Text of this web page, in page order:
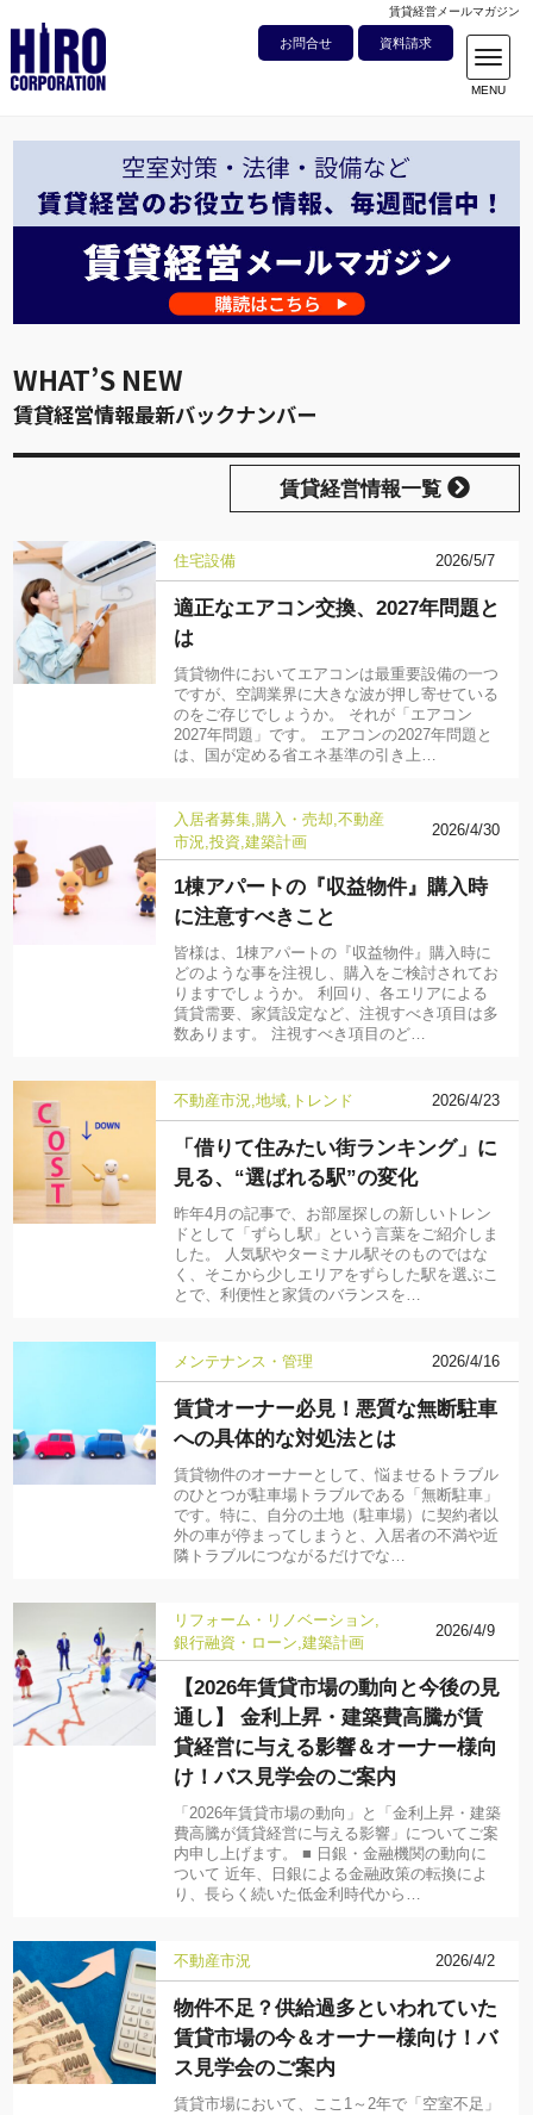
賃貸経営メールマガジン
お問合せ 資料請求
WHAT’S NEW
賃貸経営情報最新バックナンバー
賃貸経営情報一覧
住宅設備 2026/5/7
適正なエアコン交換、2027年問題と
は
賃貸物件においてエアコンは最重要設備の一つ
ですが、空調業界に大きな波が押し寄せている
のをご存じでしょうか。 それが「エアコン
2027年問題」です。 エアコンの2027年問題と
は、国が定める省エネ基準の引き上…
入居者募集 購入・売却 不動産
市況 投資 建築計画
2026/4/30
1棟アパートの『収益物件』購入時
に注意すべきこと
皆様は、1棟アパートの『収益物件』購入時に
どのような事を注視し、購入をご検討されてお
りますでしょうか。 利回り、各エリアによる
賃貸需要、家賃設定など、注視すべき項目は多
数あります。 注視すべき項目のど…
不動産市況 地域 トレンド 2026/4/23
「借りて住みたい街ランキング」に
見る、“選ばれる駅”の変化
昨年4月の記事で、お部屋探しの新しいトレン
ドとして「ずらし駅」という言葉をご紹介しま
した。 人気駅やターミナル駅そのものではな
く、そこから少しエリアをずらした駅を選ぶこ
とで、利便性と家賃のバランスを…
メンテナンス・管理 2026/4/16
賃貸オーナー必見！悪質な無断駐車
への具体的な対処法とは
賃貸物件のオーナーとして、悩ませるトラブル
のひとつが駐車場トラブルである「無断駐車」
です。特に、自分の土地（駐車場）に契約者以
外の車が停まってしまうと、入居者の不満や近
隣トラブルにつながるだけでな…
リフォーム・リノベーション
銀行融資・ローン 建築計画
2026/4/9
【2026年賃貸市場の動向と今後の見
通し】 金利上昇・建築費高騰が賃
貸経営に与える影響＆オーナー様向
け！バス見学会のご案内
「2026年賃貸市場の動向」と「金利上昇・建築
費高騰が賃貸経営に与える影響」についてご案
内申し上げます。 ■ 日銀・金融機関の動向に
ついて 近年、日銀による金融政策の転換によ
り、長らく続いた低金利時代から…
不動産市況 2026/4/2
物件不足？供給過多といわれていた
賃貸市場の今＆オーナー様向け！バ
ス見学会のご案内
賃貸市場において、ここ1～2年で「空室不足」